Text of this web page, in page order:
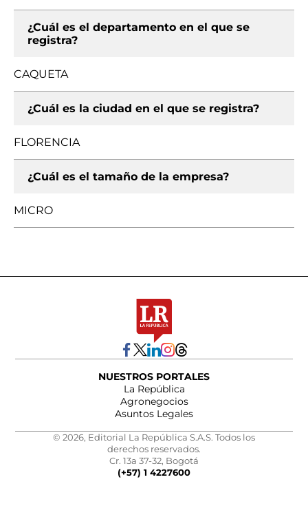
¿Cuál es el departamento en el que se
registra?
CAQUETA
¿Cuál es la ciudad en el que se registra?
FLORENCIA
¿Cuál es el tamaño de la empresa?
MICRO
NUESTROS PORTALES
La República
Agronegocios
Asuntos Legales
© 2026, Editorial La República S.A.S. Todos los
derechos reservados.
Cr. 13a 37-32, Bogotá
(+57) 1 4227600